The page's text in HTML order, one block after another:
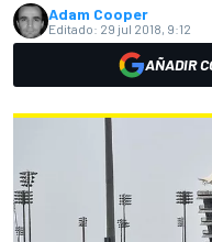
Adam Cooper
Editado: 29 jul 2018, 9:12
AÑADIR